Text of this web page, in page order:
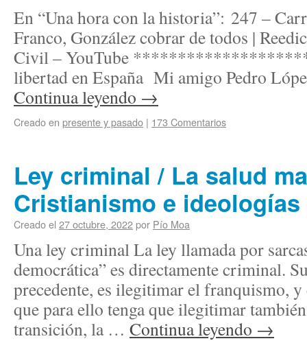
En “Una hora con la historia”: 247 –
Franco, González cobrar de todos |
Civil – YouTube
libertad en España Mi amigo Pedro
Continua leyendo →
Creado en presente y pasado | 173 Comentarios
Ley criminal / La salud
Cristianismo e ideologías
Creado el 27 octubre, 2022por Pío Moa
Una ley criminal La ley llamada por
democrática” es directamente criminal.
precedente, es ilegitimar el franquismo, y
que para ello tenga que ilegitimar
transición, la … Continua leyendo →